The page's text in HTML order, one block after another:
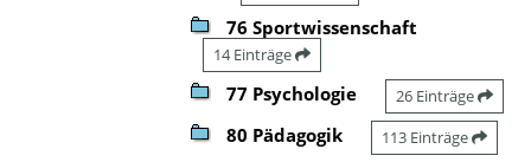
76 Sportwissenschaft
14 Einträge
77 Psychologie 26 Einträge
80 Pädagogik 113 Einträge